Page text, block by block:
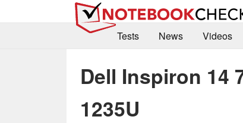
Tests
News Videos
Dell Inspiron 14
1235U